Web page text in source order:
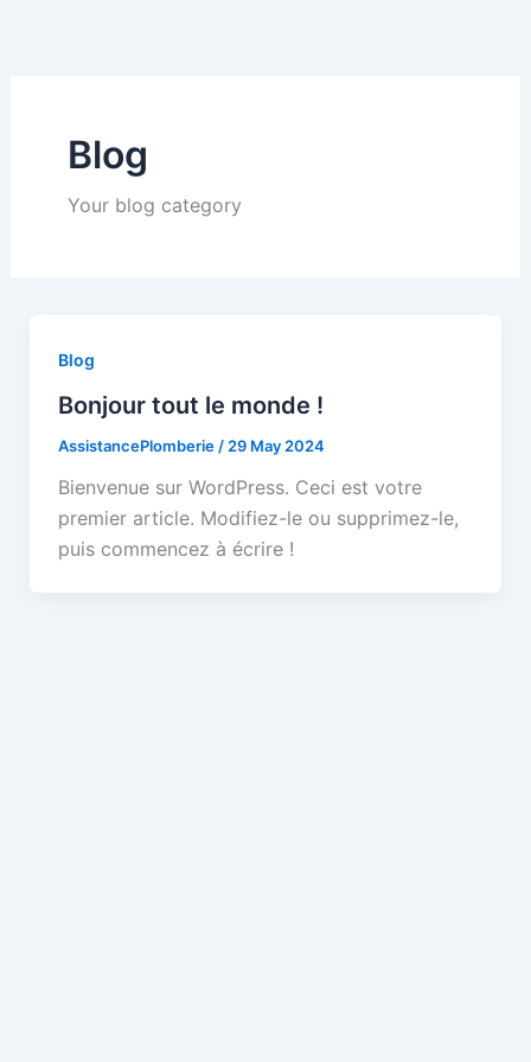
Blog
Your blog category
Blog
Bonjour tout le monde !
AssistancePlomberie / 29 May 2024
Bienvenue sur WordPress. Ceci est votre
premier article. Modifiez-le ou supprimez-le,
puis commencez à écrire !